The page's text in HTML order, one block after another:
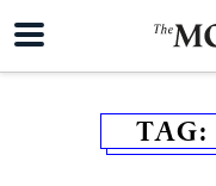
TAG: